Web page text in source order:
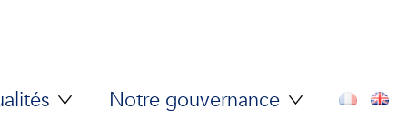
Notre gouvernance